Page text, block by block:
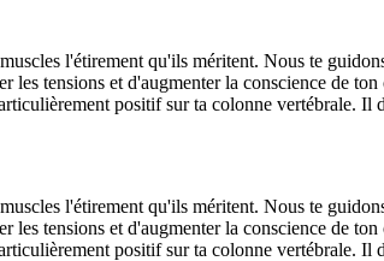
l'étirement qu'ils méritent. Nous te
les tensions et d'augmenter la conscience de
positif sur ta colonne vertébrale.
l'étirement qu'ils méritent. Nous te
les tensions et d'augmenter la conscience de
positif sur ta colonne vertébrale.